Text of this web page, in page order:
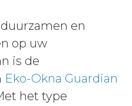
en
op uw
is de
Eko-Okna Guardian
het type